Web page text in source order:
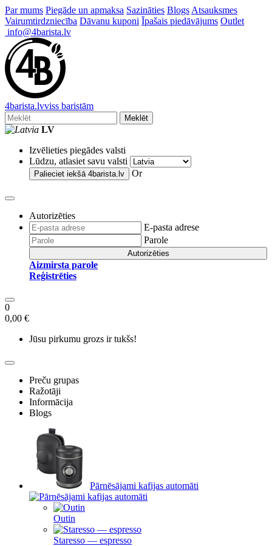
Par mums Piegāde un apmaksa Sazināties Blogs Atsauksmes
Vairumtirdzniecība Dāvanu kuponi Īpašais piedāvājums Outlet
info@4barista.lv
4barista.lvviss baristām
Meklēt
LV
Izvēlieties piegādes valsti
Lūdzu, atlasiet savu valsti
Palieciet iekšā 4barista.lv Or
Autorizēties
E-pasta adrese
Parole
Autorizēties
Aizmirsta parole
Reģistrēties
0
0,00 €
Jūsu pirkumu grozs ir tukšs!
Preču grupas
Ražotāji
Informācija
Blogs
Pārnēsājami kafijas automāti
Outin
Staresso — espresso